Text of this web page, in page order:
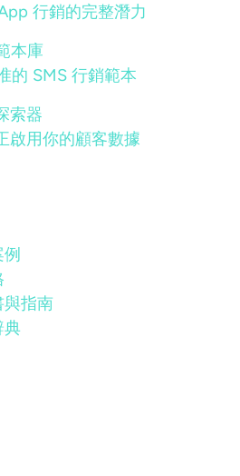
行銷的完整潛力
本庫
的 SMS 行銷範本
索器
啟用你的顧客數據
與指南
典